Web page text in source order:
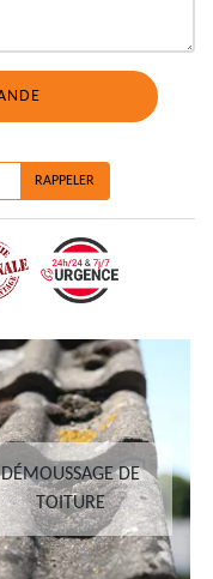
DÉMOUSSAGE DE
TOITURE